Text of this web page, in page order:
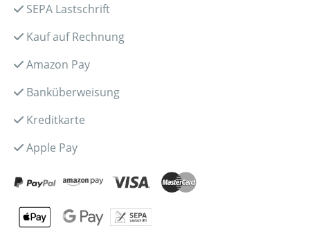
SEPA Lastschrift
Kauf auf Rechnung
Amazon Pay
Banküberweisung
Kreditkarte
Apple Pay